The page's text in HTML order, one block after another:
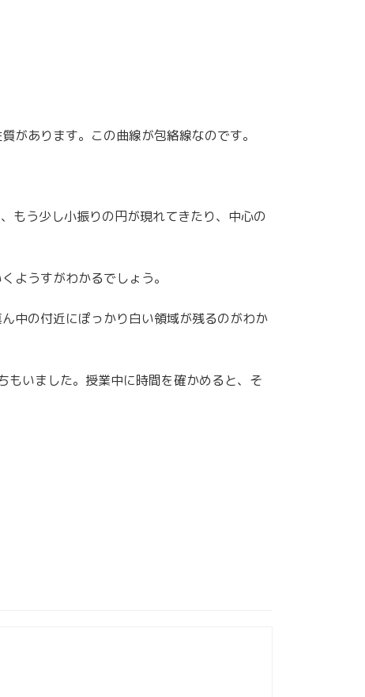
があります。この曲線が包絡線なのです。
もう少し小振りの円が現れてきたり、中心の
ようすがわかるでしょう。
中の付近にぽっかり白い領域が残るのがわか
もいました。授業中に時間を確かめると、そ